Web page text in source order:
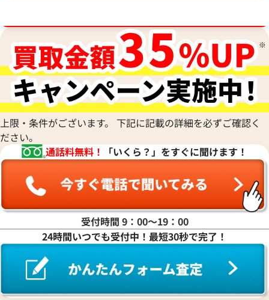
上限・条件がございます。 下記に記載の詳細を必ずご確認く
ださい。
通話料無料！
「いくら？」をすぐに聞けます！
受付時間 9：00〜19：00
24時間いつでも受付中！最短30秒で完了！